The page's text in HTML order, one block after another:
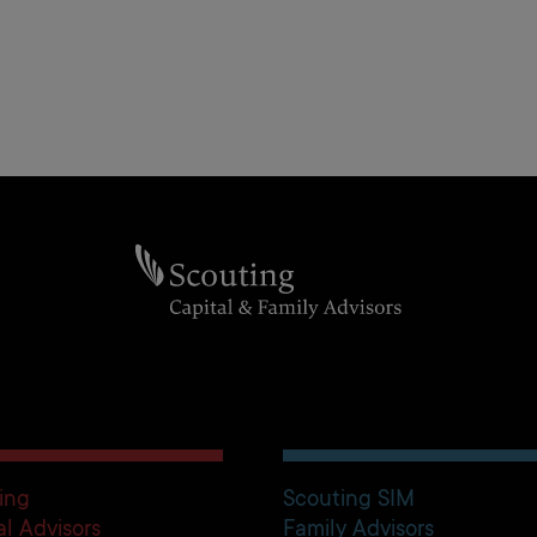
Advisors
Scouting SIM
Family Advisors